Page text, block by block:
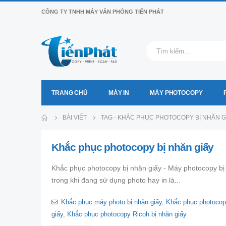
CÔNG TY TNHH MÁY VĂN PHÒNG TIẾN PHÁT
TRANG CHỦ MÁY IN MÁY PHOTOCOPY
BÀI VIẾT TAG - KHẮC PHỤC PHOTOCOPY BỊ NHĂN
Khắc phục photocopy bị nhăn giấy
Khắc phục photocopy bị nhăn giấy - Máy photocopy
trong khi đang sử dụng photo hay in là...
Khắc phục máy photo bị nhăn giấy, Khắc phục
giấy, Khắc phục photocopy Ricoh bị nhăn giấy